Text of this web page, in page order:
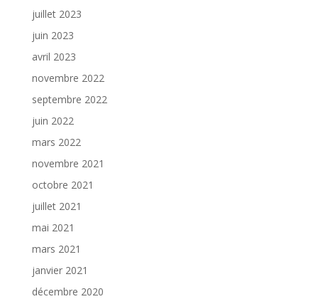
juillet 2023
juin 2023
avril 2023
novembre 2022
septembre 2022
juin 2022
mars 2022
novembre 2021
octobre 2021
juillet 2021
mai 2021
mars 2021
janvier 2021
décembre 2020